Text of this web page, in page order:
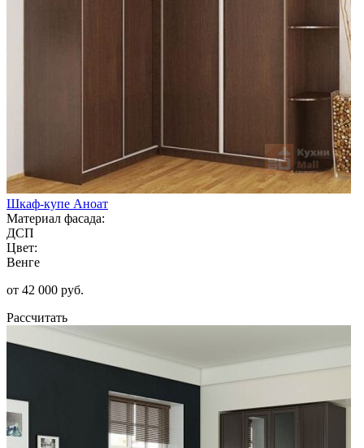
Шкаф-купе Аноат
Материал фасада:
ДСП
Цвет:
Венге
от 42 000 руб.
Рассчитать